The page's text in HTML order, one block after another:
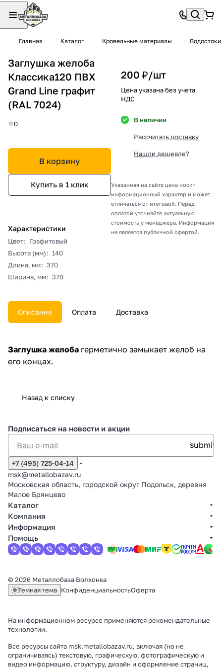
Главная Каталог Кровельные материалы Водостоки
Заглушка желоба
Классика120 ПВХ
Grand Line графит
(RAL 7024)
0
В корзину
Купить в 1 клик
Характеристики
Цвет: Графитовый
Высота (мм): 140
Длина, мм: 370
Ширина, мм: 370
200 ₽/шт
Цена указана без учета
НДС
В наличии
Рассчитать доставку
Нашли дешевле?
Указанная на сайте цена носит
информационный характер и может
отличаться от итоговой. Перед
оплатой уточняйте актуальную
стоимость у менеджера. Информация
не является публичной офертой.
Описание Оплата Доставка
Заглушка желоба герметично замыкает желоб на
его концах.
Назад к списку
Подписаться на новости и акции
+7 (495) 725-04-14
msk@metallobazav.ru
Московская область, городской округ Подольск, деревня
Малое Брянцево
Каталог
Компания
Информация
Помощь
© 2026 Металлобаза Волхонка
Темная тема КонфиденциальностьОферта
На информационном ресурсе применяются рекомендательные
технологии.
Все ресурсы сайта msk.metallobazav.ru, включая (но не
ограничиваясь) текстовую, графическую, фотографическую и
видео информацию, структуру, дизайн и оформление страниц,